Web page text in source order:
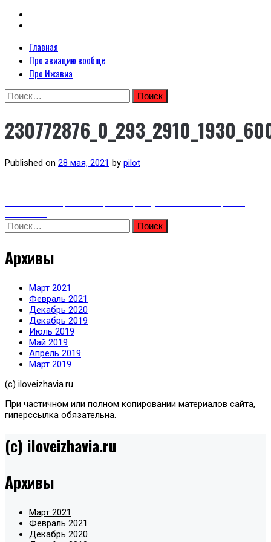
Я люблю ИжАвиа
Неофициальный сайт авиакомпании Ижавиа: Ижавиа и авиация России
PrimaryГлавная
Про авиацию вообще
Про Ижавиа
Skip
to
Найти:
Published on 28 мая, 2021 by pilot
Навигация
по
записям
Найти:
Архивы
Март 2021
Февраль 2021
Декабрь 2020
Декабрь 2019
Июль 2019
Май 2019
Апрель 2019
Март 2019
(с) iloveizhavia.ru
При частичном или полном копировании материалов сайта,
гиперссылка обязательна.
(c) iloveizhavia.ru
Архивы
Март 2021
Февраль 2021
Декабрь 2020